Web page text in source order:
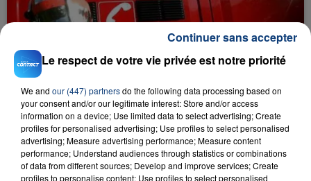
23 juillet 2026
INCENDIE MORTEL À LENS : UNE FEMME ET
SON BÉBÉ ENTRE LA VIE ET LA...
Un homme s'est immolé par le feu après avoir
aspergé sa compagne et leur bébé de trois mois
Le respect de votre vie privée est notre priorité
We and our (447) partnersdo the following data processing based on
your consent and/or our legitimate interest: Store and/or access
information on a device; Use limited data to select advertising; Create
profiles for personalised advertising; Use profiles to select personalised
advertising; Measure advertising performance; Measure content
performance; Understand audiences through statistics or combinations
of data from different sources; Develop and improve services; Create
profiles to personalise content; Use profiles to select personalised
Continuer sans accepter